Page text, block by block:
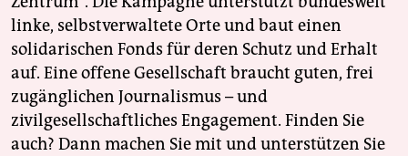
linke, selbstverwaltete Orte und baut einen
solidarischen Fonds für deren Schutz und Erhalt
auf. Eine offene Gesellschaft braucht guten, frei
zugänglichen Journalismus – und
zivilgesellschaftliches Engagement. Finden Sie
auch? Dann machen Sie mit und unterstützen Sie